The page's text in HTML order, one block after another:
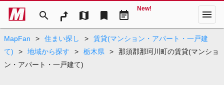
search map bookmark event_note
New! menu
MapFan > 住まい探し >
賃貸(マンション・アパート・一戸建
て)
> 地域から探す > 栃木県 >
那須郡那珂川町の賃貸(マンショ
ン・アパート・一戸建て)